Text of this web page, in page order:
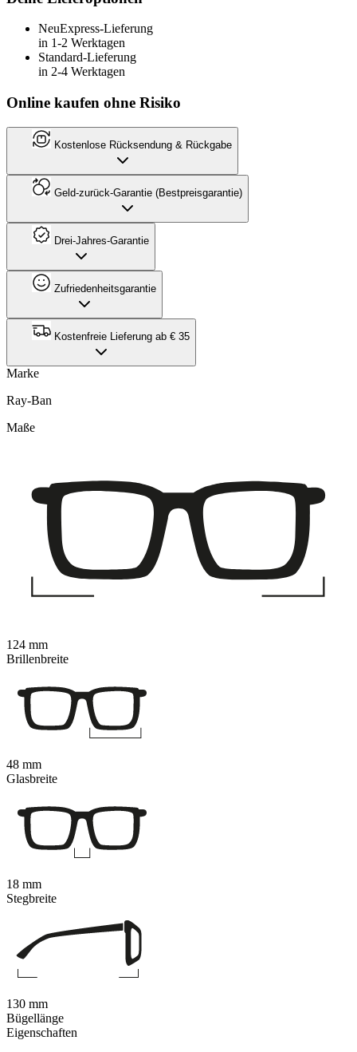
NeuExpress-Lieferung
in 1-2 Werktagen
Standard-Lieferung
in 2-4 Werktagen
Online kaufen ohne Risiko
Kostenlose Rücksendung & Rückgabe
Geld-zurück-Garantie (Bestpreisgarantie)
Drei-Jahres-Garantie
Zufriedenheitsgarantie
Kostenfreie Lieferung ab € 35
Marke
Ray-Ban
Eigenschaften
Maße
124 mm
Brillenbreite
48 mm
Glasbreite
18 mm
Stegbreite
130 mm
Bügellänge